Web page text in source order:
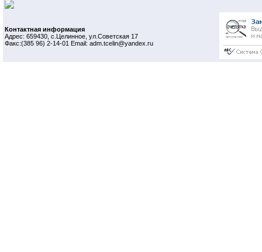
Контактная информация
Адрес: 659430, с.Целинное, ул.Советская 17
Факс:(385 96) 2-14-01 Email: adm.tcelin@yandex.ru